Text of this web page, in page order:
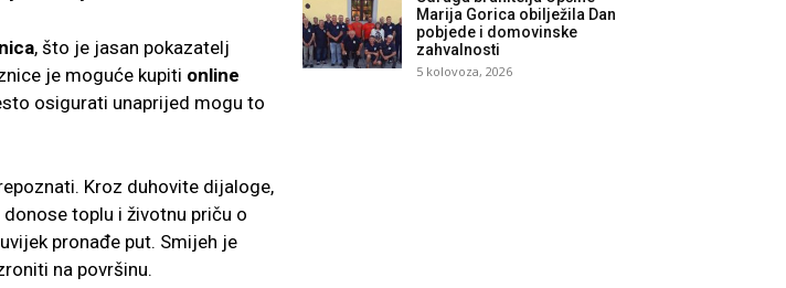
, što je jasan pokazatelj
je moguće kupiti online
osigurati unaprijed mogu to
Kroz duhovite dijaloge,
toplu i životnu priču o
pronađe put. Smijeh je
na površinu.
Marija Gorica obilježila Dan
pobjede i domovinske
zahvalnosti
5 kolovoza, 2026